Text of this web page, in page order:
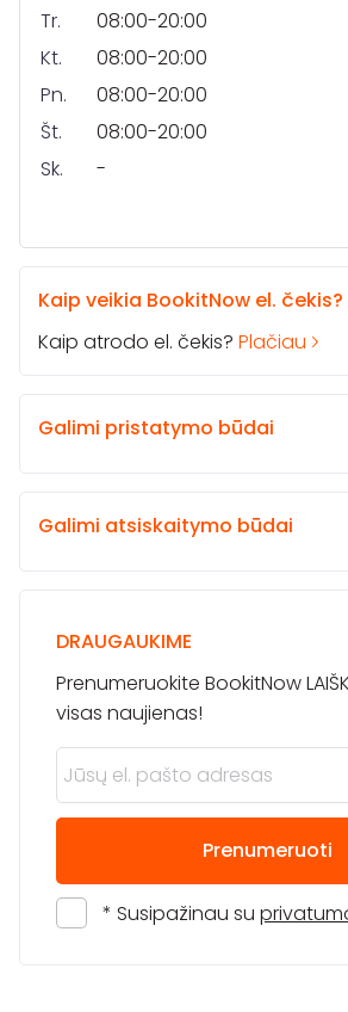
Tr.
08:00-20:00
Kt.
08:00-20:00
Pn.
08:00-20:00
Št.
08:00-20:00
Sk.
-
Kaip veikia BookitNow el. čekis?
Kaip atrodo el. čekis? Plačiau
Galimi pristatymo būdai
Galimi atsiskaitymo būdai
DRAUGAUKIME
Prenumeruokite BookitNow
visas naujienas!
Prenumeruoti
* Susipažinau su